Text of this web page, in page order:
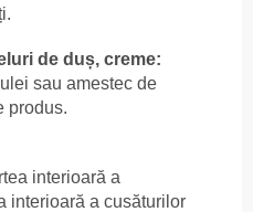
de duș, creme:
sau amestec de
produs.
interioară a
interioară a cusăturilor